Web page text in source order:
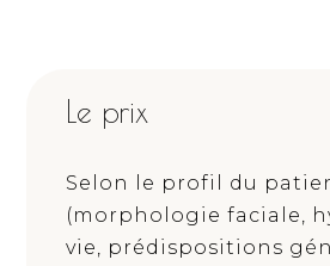
Le prix
Selon le profil du
(morphologie faciale,
vie, prédispositions